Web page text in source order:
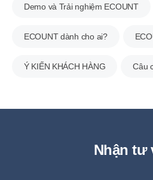
Demo và Trải nghiệm ECOUNT
ECOUNT dành cho ai?
Ý KIẾN KHÁCH HÀNG Câu
Nhận tư